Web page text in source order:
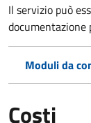
Il servizio può
documentazione
Moduli da
Costi